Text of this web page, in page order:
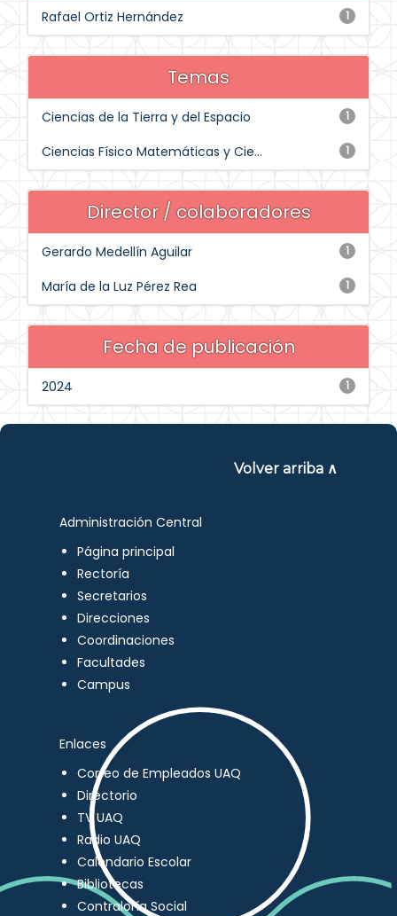
1
Rafael Ortiz Hernández
Temas
1
Ciencias de la Tierra y del Espacio
1
Ciencias Físico Matemáticas y Cie...
Director / colaboradores
1
Gerardo Medellín Aguilar
1
María de la Luz Pérez Rea
Fecha de publicación
1
2024
Volver arriba ∧
Administración Central
Página principal
Rectoría
Secretarios
Direcciones
Coordinaciones
Facultades
Campus
Enlaces
Correo de Empleados UAQ
Directorio
TV UAQ
Radio UAQ
Calendario Escolar
Bibliotecas
Contraloría Social